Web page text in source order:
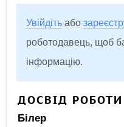
Увійдіть або
роботодавець, щоб
інформацію.
ДОСВІД РОБОТИ
Білер